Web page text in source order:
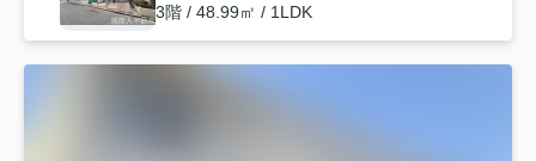
3階 / 48.99㎡ / 1LDK